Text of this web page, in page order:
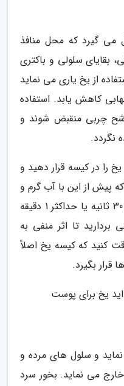
گیرد که محل منافذ
سلولی و باکتری
از یخ یاری می نماید
کاهش یابد. استفاده
چربی منقبض شوند و
نگردد.
را در کیسه قرار دهید و
پیش از این با آب گرم و
ماده شوینده شسته اید. باید هر 30 ثانیه یا حداکثر 1 دقیقه
تا اثر منفی به
کنید که کیسه یخ اصلاً
بگیرد.
و سلول های مرده و
می نماید. بخور سرد